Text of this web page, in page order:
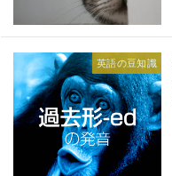
英語の豆知識